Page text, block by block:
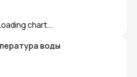
chart...
воды